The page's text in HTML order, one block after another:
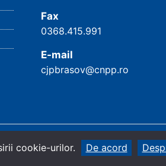
Fax
0368.415.991
E-mail
cjpbrasov@cnpp.ro
cookie-urilor. De acord